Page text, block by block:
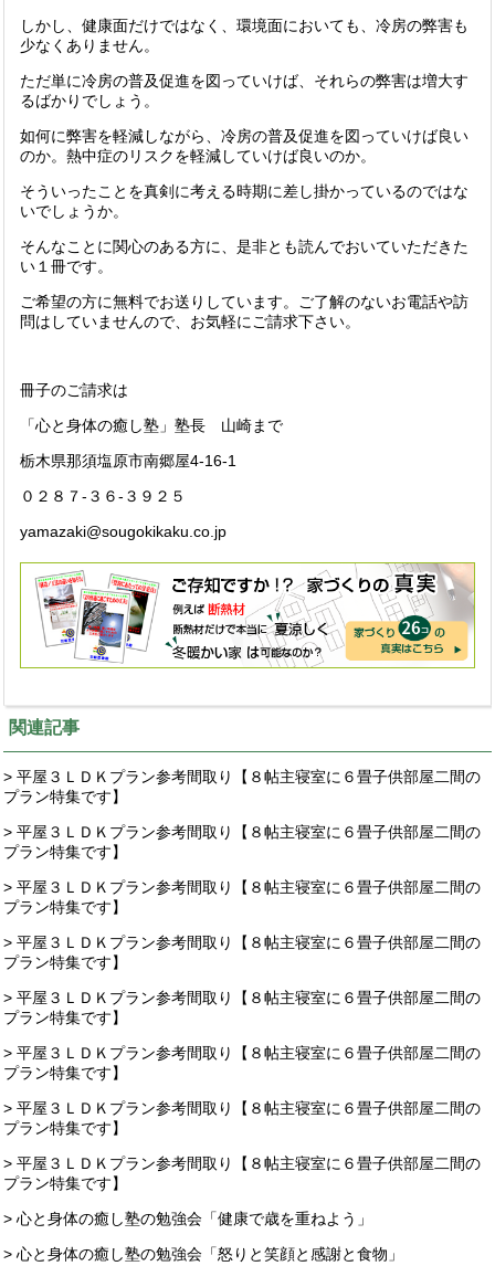
しかし、健康面だけではなく、環境面においても、冷房の弊害も
少なくありません。
ただ単に冷房の普及促進を図っていけば、それらの弊害は増大す
るばかりでしょう。
如何に弊害を軽減しながら、冷房の普及促進を図っていけば良い
のか。熱中症のリスクを軽減していけば良いのか。
そういったことを真剣に考える時期に差し掛かっているのではな
いでしょうか。
そんなことに関心のある方に、是非とも読んでおいていただきた
い１冊です。
ご希望の方に無料でお送りしています。ご了解のないお電話や訪
問はしていませんので、お気軽にご請求下さい。
冊子のご請求は
「心と身体の癒し塾」塾長 山崎まで
栃木県那須塩原市南郷屋4-16-1
０２８７-３６-３９２５
yamazaki@sougokikaku.co.jp
関連記事
> 平屋３ＬＤＫプラン参考間取り【８帖主寝室に６畳子供部屋二間の
プラン特集です】
> 平屋３ＬＤＫプラン参考間取り【８帖主寝室に６畳子供部屋二間の
プラン特集です】
> 平屋３ＬＤＫプラン参考間取り【８帖主寝室に６畳子供部屋二間の
プラン特集です】
> 平屋３ＬＤＫプラン参考間取り【８帖主寝室に６畳子供部屋二間の
プラン特集です】
> 平屋３ＬＤＫプラン参考間取り【８帖主寝室に６畳子供部屋二間の
プラン特集です】
> 平屋３ＬＤＫプラン参考間取り【８帖主寝室に６畳子供部屋二間の
プラン特集です】
> 平屋３ＬＤＫプラン参考間取り【８帖主寝室に６畳子供部屋二間の
プラン特集です】
> 平屋３ＬＤＫプラン参考間取り【８帖主寝室に６畳子供部屋二間の
プラン特集です】
> 心と身体の癒し塾の勉強会「健康で歳を重ねよう」
> 心と身体の癒し塾の勉強会「怒りと笑顔と感謝と食物」